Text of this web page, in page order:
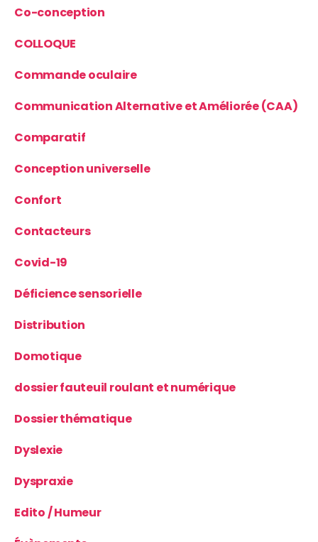
Co-conception
COLLOQUE
Commande oculaire
Communication Alternative et Améliorée (CAA)
Comparatif
Conception universelle
Confort
Contacteurs
Covid-19
Déficience sensorielle
Distribution
Domotique
dossier fauteuil roulant et numérique
Dossier thématique
Dyslexie
Dyspraxie
Edito / Humeur